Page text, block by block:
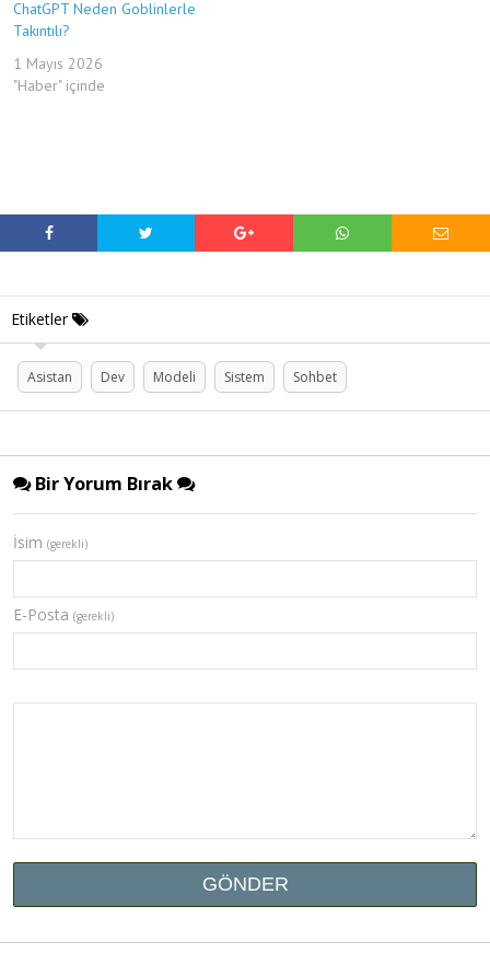
ChatGPT Neden Goblinlerle
Takıntılı?
1 Mayıs 2026
"Haber" içinde
Etiketler
Asistan Dev Modeli Sistem Sohbet
Bir Yorum Bırak
İsim (gerekli)
E-Posta (gerekli)